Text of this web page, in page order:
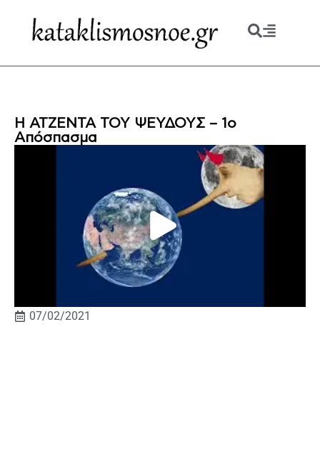
Η ΑΤΖΕΝΤΑ ΤΟΥ ΨΕΥΔΟΥΣ – 1ο
Απόσπασμα
07/02/2021